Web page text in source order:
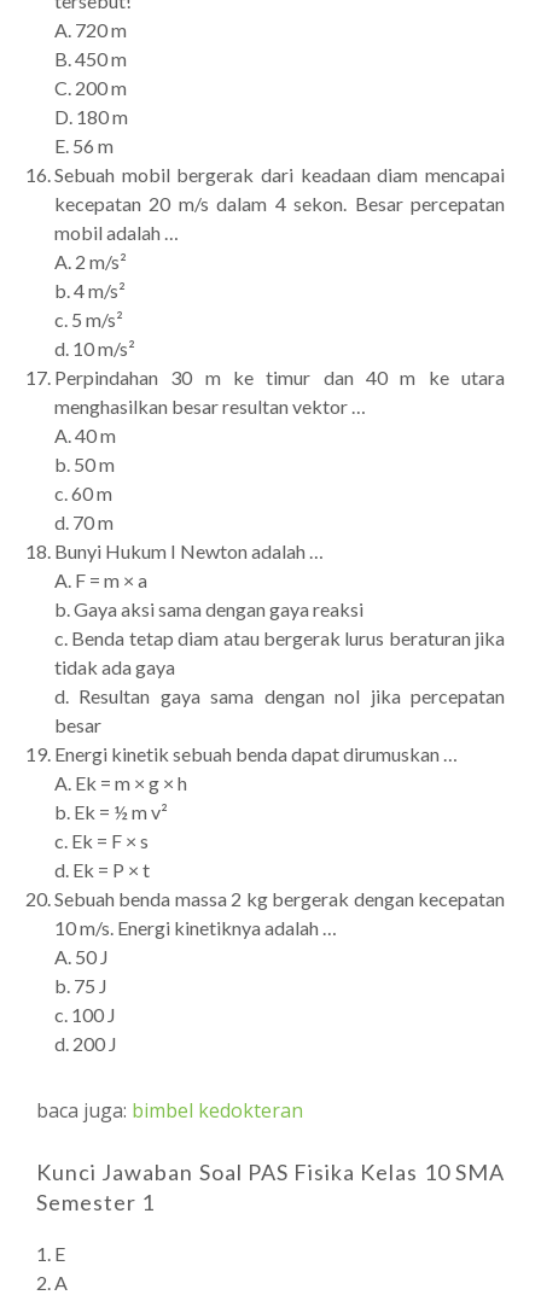
A. 720 m
B. 450 m
C. 200 m
D. 180 m
E. 56 m
Sebuah mobil bergerak dari keadaan diam mencapai
kecepatan 20 m/s dalam 4 sekon. Besar percepatan
mobil adalah …
A. 2 m/s²
b. 4 m/s²
c. 5 m/s²
d. 10 m/s²
Perpindahan 30 m ke timur dan 40 m ke utara
menghasilkan besar resultan vektor …
A. 40 m
b. 50 m
c. 60 m
d. 70 m
Bunyi Hukum I Newton adalah …
A. F = m × a
b. Gaya aksi sama dengan gaya reaksi
c. Benda tetap diam atau bergerak lurus beraturan jika
tidak ada gaya
d. Resultan gaya sama dengan nol jika percepatan
besar
Energi kinetik sebuah benda dapat dirumuskan …
A. Ek = m × g × h
b. Ek = ½ m v²
c. Ek = F × s
d. Ek = P × t
Sebuah benda massa 2 kg bergerak dengan kecepatan
10 m/s. Energi kinetiknya adalah …
A. 50 J
b. 75 J
c. 100 J
d. 200 J
baca juga: bimbel kedokteran
Kunci Jawaban Soal PAS Fisika Kelas 10 SMA
Semester 1
E
A